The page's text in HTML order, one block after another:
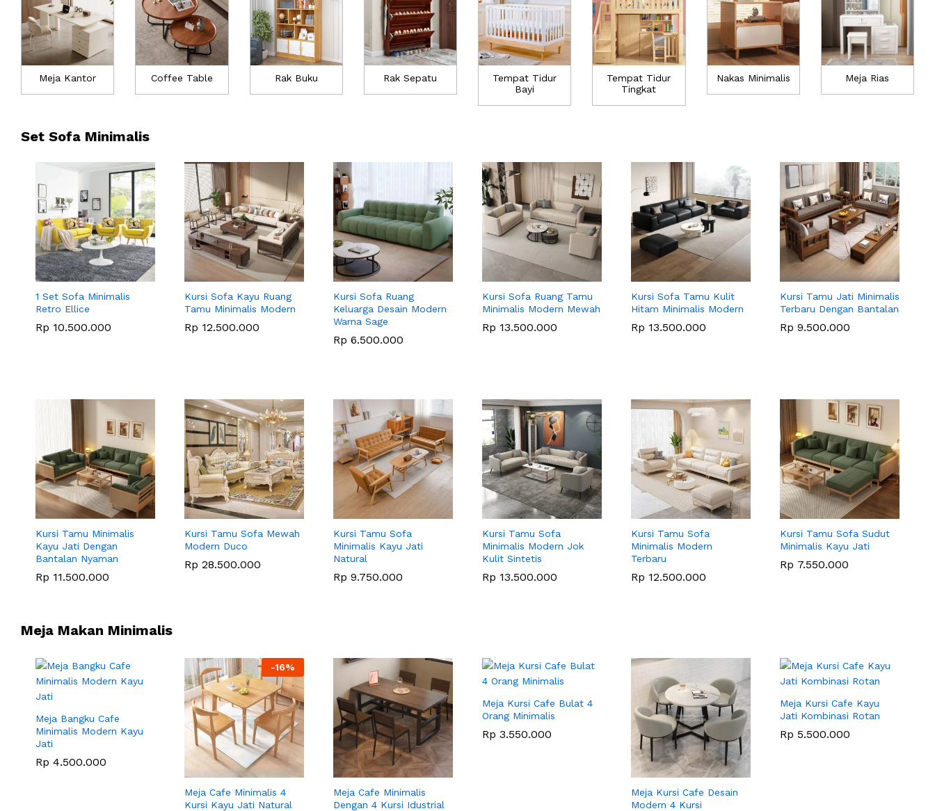
Meja Kantor Coffee Table Rak Buku Rak Sepatu
Tempat Tidur
Bayi
Tempat Tidur
Tingkat
Nakas Minimalis Meja Rias
Set Sofa Minimalis
1 Set Sofa Minimalis
Retro Ellice
Rp 10.500.000
Kursi Sofa Kayu Ruang
Tamu Minimalis Modern
Rp 12.500.000
Kursi Sofa Ruang
Keluarga Desain Modern
Warna Sage
Rp 6.500.000
Kursi Sofa Ruang Tamu
Minimalis Modern Mewah
Rp 13.500.000
Kursi Sofa Tamu Kulit
Hitam Minimalis Modern
Rp 13.500.000
Kursi Tamu Jati Minimalis
Terbaru Dengan Bantalan
Rp 9.500.000
Kursi Tamu Minimalis
Kayu Jati Dengan
Bantalan Nyaman
Rp 11.500.000
Kursi Tamu Sofa Mewah
Modern Duco
Rp 28.500.000
Kursi Tamu Sofa
Minimalis Kayu Jati
Natural
Rp 9.750.000
Kursi Tamu Sofa
Minimalis Modern Jok
Kulit Sintetis
Rp 13.500.000
Kursi Tamu Sofa
Minimalis Modern
Terbaru
Rp 12.500.000
Kursi Tamu Sofa Sudut
Minimalis Kayu Jati
Rp 7.550.000
Meja Makan Minimalis
Meja Bangku Cafe
Minimalis Modern Kayu
Jati
Rp 4.500.000
-16%
Meja Cafe Minimalis 4
Kursi Kayu Jati Natural
Meja Cafe Minimalis
Dengan 4 Kursi Idustrial
Meja Kursi Cafe Bulat 4
Orang Minimalis
Rp 3.550.000
Meja Kursi Cafe Desain
Modern 4 Kursi
Meja Kursi Cafe Kayu
Jati Kombinasi Rotan
Rp 5.500.000